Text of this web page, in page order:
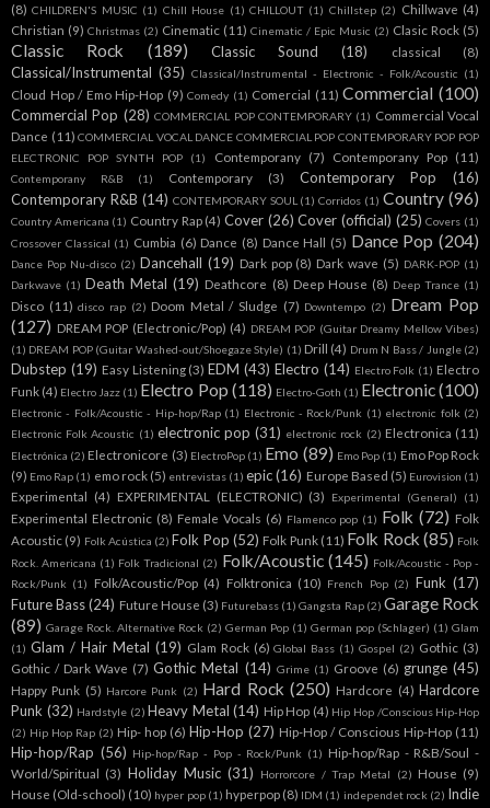
(8) CHILDREN'S MUSIC (1) Chill House (1) CHILLOUT (1) Chillstep (2) Chillwave (4)
Christian (9) Christmas (2) Cinematic (11) Cinematic / Epic Music (2) Clasic Rock (5)
Classic Rock (189) Classic Sound (18) classical (8)
Classical/Instrumental (35) Classical/Instrumental - Electronic - Folk/Acoustic (1)
Cloud Hop / Emo Hip-Hop (9) Comedy (1) Comercial (11) Commercial (100)
Commercial Pop (28) COMMERCIAL POP CONTEMPORARY (1) Commercial Vocal
Dance (11) COMMERCIAL VOCAL DANCE COMMERCIAL POP CONTEMPORARY POP POP
ELECTRONIC POP SYNTH POP
(1) Contemporany (7) Contemporany Pop (11)
Contemporany R&B (1) Contemporary (3) Contemporary Pop
(16)
Contemporary R&B (14) CONTEMPORARY SOUL (1) Corridos (1) Country (96)
Country Americana (1) Country Rap (4) Cover (26) Cover (official) (25) Covers (1)
Crossover Classical (1) Cumbia (6) Dance (8) Dance Hall (5) Dance Pop (204)
Dance Pop Nu-disco (2) Dancehall (19) Dark pop (8) Dark wave (5) DARK-POP (1)
Darkwave (1) Death Metal (19) Deathcore (8) Deep House (8) Deep Trance (1)
Disco (11) disco rap (2) Doom Metal / Sludge (7) Downtempo (2) Dream Pop
(127) DREAM POP (Electronic/Pop) (4) DREAM POP (Guitar Dreamy Mellow Vibes)
(1) DREAM POP (Guitar Washed-out/Shoegaze Style) (1) Drill (4) Drum N Bass / Jungle (2)
Dubstep (19) Easy Listening (3) EDM (43) Electro (14) Electro Folk (1) Electro
Funk (4) Electro Jazz (1) Electro Pop (118) Electro-Goth (1) Electronic(100)
Electronic - Folk/Acoustic - Hip-hop/Rap (1) Electronic - Rock/Punk (1) electronic folk (2)
Electronic Folk Acoustic (1) electronic pop (31) electronic rock (2) Electronica (11)
Electrónica (2) Electronicore (3) ElectroPop (1) Emo (89) Emo Pop (1) Emo Pop Rock
(9) Emo Rap (1) emo rock (5) entrevistas (1) epic (16) Europe Based (5) Eurovision (1)
Experimental (4) EXPERIMENTAL (ELECTRONIC) (3) Experimental (General) (1)
Experimental Electronic (8) Female Vocals (6) Flamenco pop (1) Folk (72) Folk
Acoustic (9) Folk Acústica (2) Folk Pop (52) Folk Punk (11) Folk Rock (85) Folk
Rock. Americana (1) Folk Tradicional (2) Folk/Acoustic (145) Folk/Acoustic - Pop -
Rock/Punk (1) Folk/Acoustic/Pop (4) Folktronica (10) French Pop (2) Funk (17)
Future Bass (24) Future House (3) Futurebass (1) Gangsta Rap (2) Garage Rock
(89) Garage Rock. Alternative Rock (2) German Pop (1) German pop (Schlager) (1) Glam
(1) Glam / Hair Metal (19) Glam Rock (6) Global Bass (1) Gospel (2) Gothic (3)
Gothic / Dark Wave (7) Gothic Metal (14) Grime (1) Groove (6) grunge (45)
Happy Punk (5) Harcore Punk (2) Hard Rock (250) Hardcore (4) Hardcore
Punk (32) Hardstyle (2) Heavy Metal (14) Hip Hop (4) Hip Hop /Conscious Hip-Hop
(2) Hip Hop Rap (2) Hip- hop (6) Hip-Hop (27) Hip-Hop / Conscious Hip-Hop (11)
Hip-hop/Rap (56) Hip-hop/Rap - Pop - Rock/Punk (1) Hip-hop/Rap - R&B/Soul -
World/Spiritual (3) Holiday Music (31) Horrorcore / Trap Metal (2) House (9)
House (Old-school) (10) hyper pop (1) hyperpop (8) IDM (1) independet rock (2) Indie